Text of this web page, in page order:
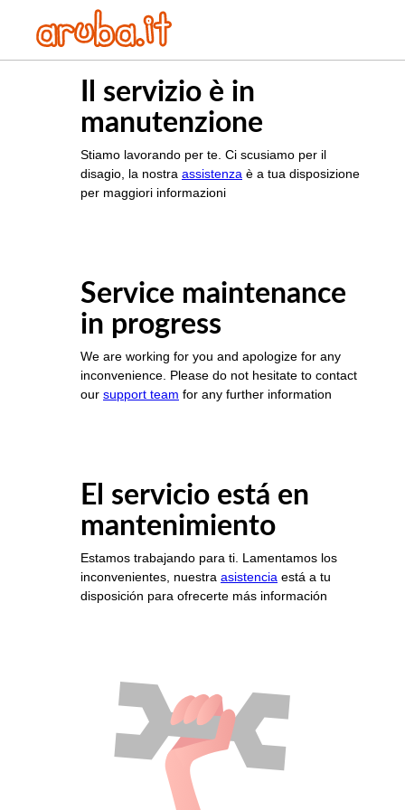
Il servizio è in
manutenzione
Stiamo lavorando per te. Ci scusiamo per il
disagio, la nostra assistenza è a tua disposizione
per maggiori informazioni
Service maintenance
in progress
We are working for you and apologize for any
inconvenience. Please do not hesitate to contact
our support team for any further information
El servicio está en
mantenimiento
Estamos trabajando para ti. Lamentamos los
inconvenientes, nuestra asistencia está a tu
disposición para ofrecerte más información